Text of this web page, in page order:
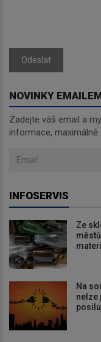
Odeslat
NOVINKY
Zadejte váš email a
informace, maximálně
INFOSERVIS
Ze
Na
nelze